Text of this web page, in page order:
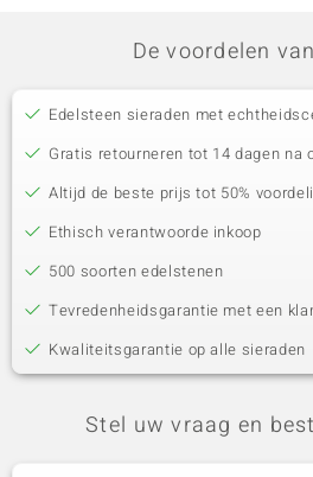
De voordelen
Edelsteen sieraden met
Gratis retourneren tot 14 dagen na
Altijd de beste prijs tot 50%
Ethisch verantwoorde inkoop
500 soorten edelstenen
Tevredenheidsgarantie met een
Kwaliteitsgarantie op alle sieraden
Stel uw vraag en